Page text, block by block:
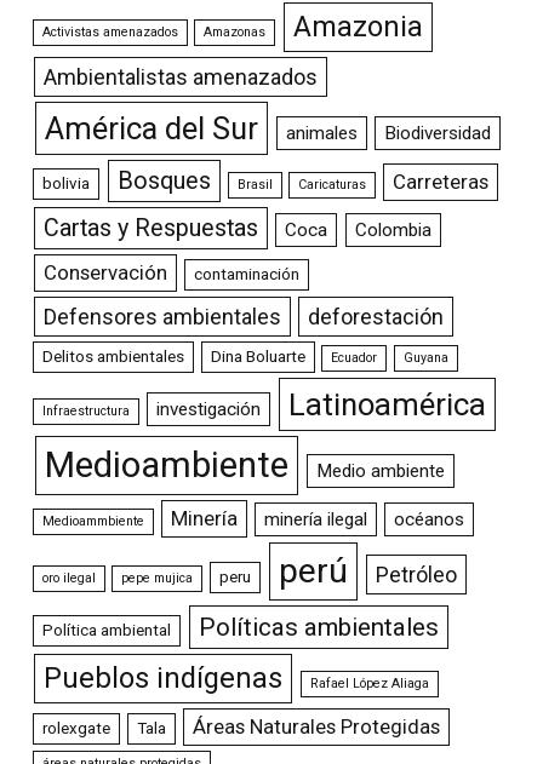
Activistas amenazados Amazonas Amazonia
Ambientalistas amenazados
América del Sur animales Biodiversidad
bolivia Bosques Brasil Caricaturas Carreteras
Cartas y Respuestas Coca Colombia
Conservación contaminación
Defensores ambientales deforestación
Delitos ambientales Dina Boluarte Ecuador Guyana
Infraestructura investigación Latinoamérica
Medioambiente Medio ambiente
Medioammbiente Minería minería ilegal océanos
oro ilegal pepe mujica peru perú Petróleo
Política ambiental Políticas ambientales
Pueblos indígenas Rafael López Aliaga
rolexgate Tala Áreas Naturales Protegidas